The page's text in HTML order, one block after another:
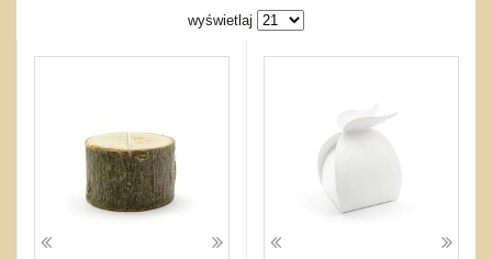
Pojazdy
Koszty przesyłki
Regulamin
Kontakt
Mapa produktów
wyświetlaj